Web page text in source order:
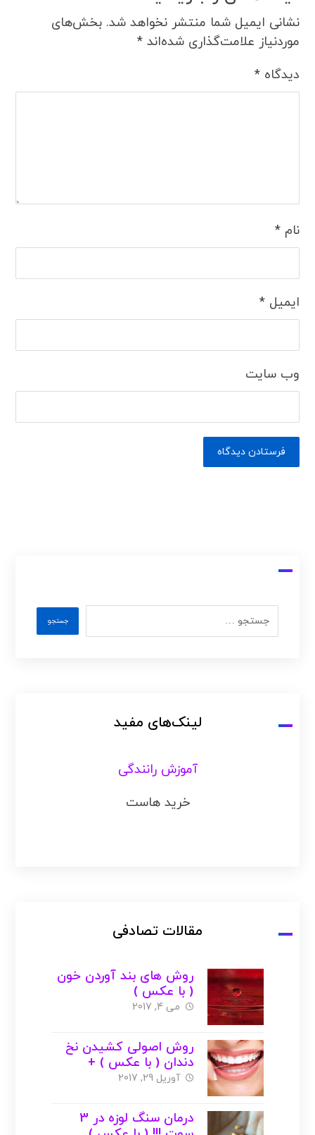
نشانی ایمیل شما منتشر نخواهد شد. بخش‌های
موردنیاز علامت‌گذاری شده‌اند*
دیدگاه*
نام*
ایمیل*
وب‌ سایت
لینک‌های مفید
آموزش رانندگی
خرید هاست
مقالات تصادفی
روش های بند آوردن خون
( با عکس )
می 4, 2017
روش اصولی کشیدن نخ
دندان ( با عکس ) +
راهنمای خرید
آوریل 29, 2017
درمان سنگ لوزه در 3